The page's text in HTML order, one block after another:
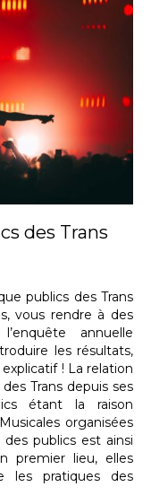
des Trans
publics des Trans
vous rendre à des
annuelle
les résultats,
! La relation
Trans depuis ses
étant la raison
organisées
publics est ainsi
premier lieu, elles
les pratiques des